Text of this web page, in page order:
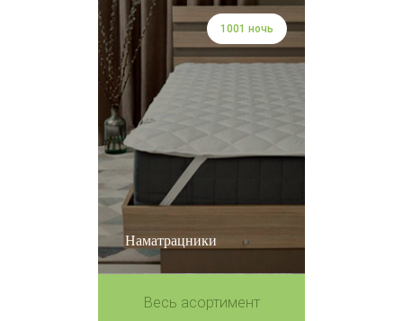
Наматрацники
1001 ночь
Весь асортимент